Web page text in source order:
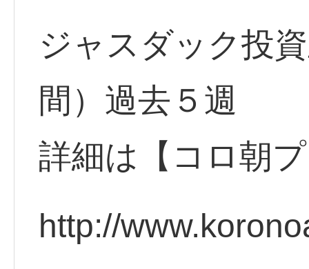
ジャスダック投
間）過去５週
詳細は【コロ朝
http://